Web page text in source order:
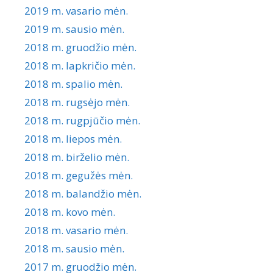
2019 m. vasario mėn.
2019 m. sausio mėn.
2018 m. gruodžio mėn.
2018 m. lapkričio mėn.
2018 m. spalio mėn.
2018 m. rugsėjo mėn.
2018 m. rugpjūčio mėn.
2018 m. liepos mėn.
2018 m. birželio mėn.
2018 m. gegužės mėn.
2018 m. balandžio mėn.
2018 m. kovo mėn.
2018 m. vasario mėn.
2018 m. sausio mėn.
2017 m. gruodžio mėn.